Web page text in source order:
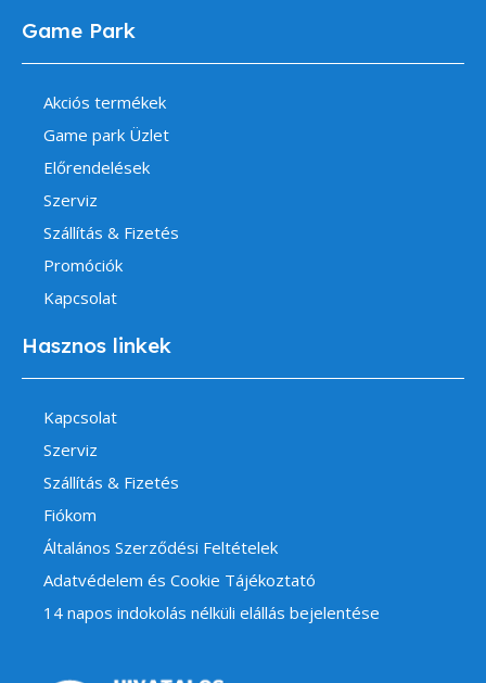
Game Park
Akciós termékek
Game park Üzlet
Előrendelések
Szerviz
Szállítás & Fizetés
Promóciók
Kapcsolat
Hasznos linkek
Kapcsolat
Szerviz
Szállítás & Fizetés
Fiókom
Általános Szerződési Feltételek
Adatvédelem és Cookie Tájékoztató
14 napos indokolás nélküli elállás bejelentése